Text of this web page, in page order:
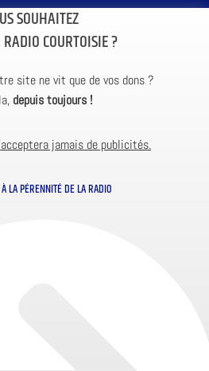
SOUHAITEZ
COURTOISIE ?
site ne vit que de vos dons ?
depuis toujours !
jamais de publicités.
LA PÉRENNITÉ DE LA RADIO